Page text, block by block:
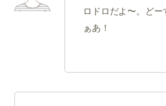
ロドロだよ〜。どー
ぁあ！